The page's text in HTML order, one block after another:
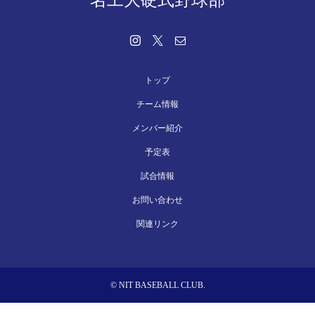
トップ
チーム情報
メンバー紹介
予定表
試合情報
お問い合わせ
関連リンク
© NIT BASEBALL CLUB.